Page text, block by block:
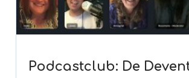
Podcastclub: De